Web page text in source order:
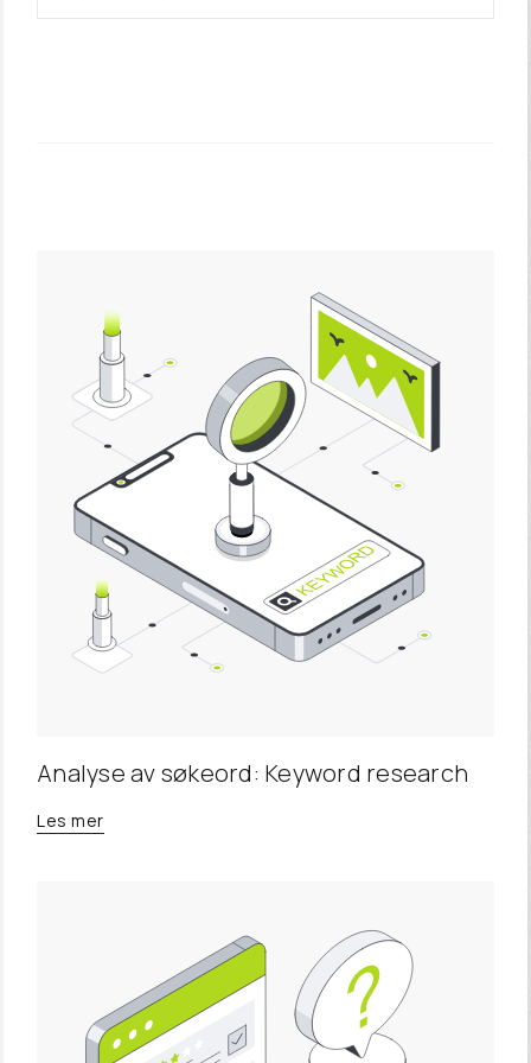
Analyse av søkeord: Keyword research
Les mer